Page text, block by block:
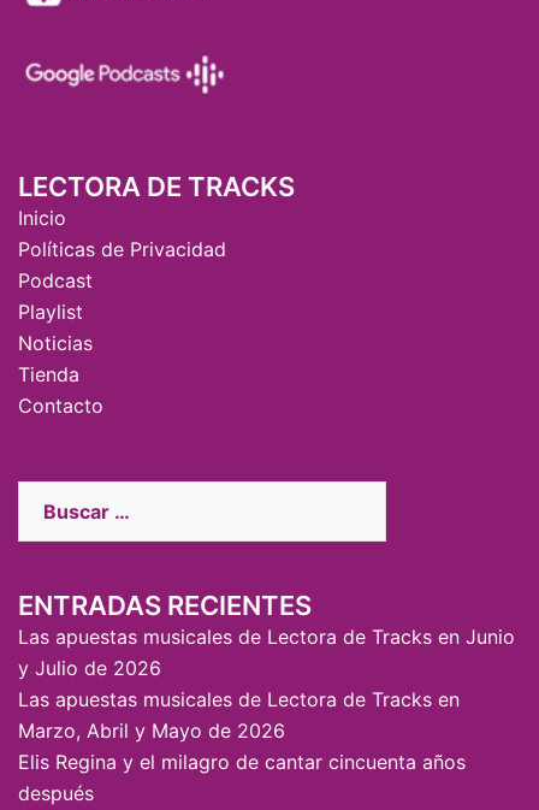
LECTORA DE TRACKS
Inicio
Políticas de Privacidad
Podcast
Playlist
Noticias
Tienda
Contacto
ENTRADAS RECIENTES
Las apuestas musicales de Lectora de Tracks en Junio
y Julio de 2026
Las apuestas musicales de Lectora de Tracks en
Marzo, Abril y Mayo de 2026
Elis Regina y el milagro de cantar cincuenta años
después